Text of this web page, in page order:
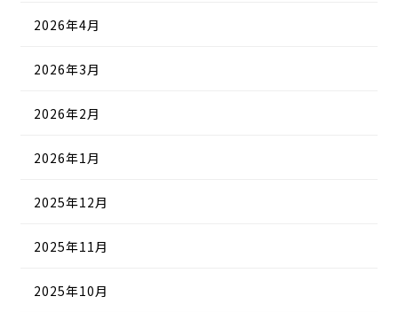
2026年4月
2026年3月
2026年2月
2026年1月
2025年12月
2025年11月
2025年10月